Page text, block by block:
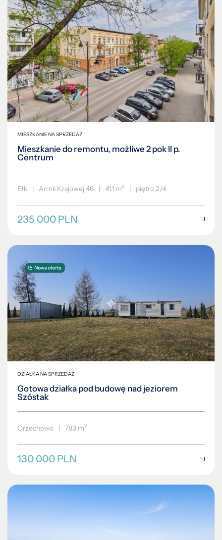
MIESZKANIE NA SPRZEDAŻ
Mieszkanie do remontu, możliwe 2 pok II p.
Centrum
Ełk | Armii Krajowej 46 | 41.1 m² | piętro 2/4
235 000 PLN
DZIAŁKA NA SPRZEDAŻ
Gotowa działka pod budowę nad jeziorem
Szóstak
Orzechowo | 783 m2
130 000 PLN